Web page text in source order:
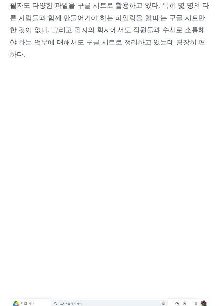
필자도 다양한 파일을 구글 시트로 활용하고 있다. 특히 몇 명의 다
른 사람들과 함께 만들어가야 하는 파일링을 할 때는 구글 시트만
한 것이 없다. 그리고 필자의 회사에서도 직원들과 수시로 소통해
야 하는 업무에 대해서도 구글 시트로 정리하고 있는데 굉장히 편
하다.